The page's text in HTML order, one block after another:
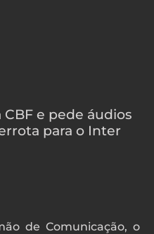
e pede áudios
para o Inter
de Comunicação, o